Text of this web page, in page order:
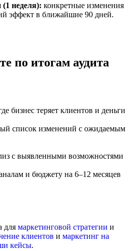
неделя): конкретные изменения
эффект в ближайшие 90 дней.
по итогам аудита
бизнес теряет клиентов и деньги
список изменений с ожидаемым
с выявленными возможностями
и бюджету на 6–12 месяцев
для маркетинговой стратегии и
клиентов и маркетинг на
кейсы.